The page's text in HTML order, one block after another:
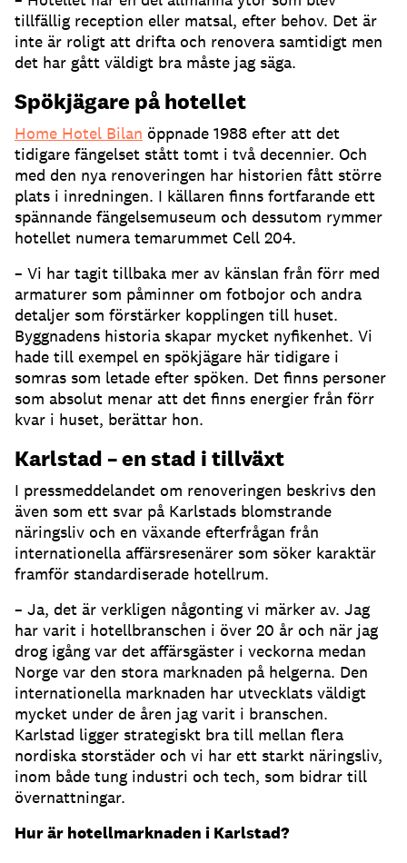
tillfällig reception eller matsal, efter behov. Det är
inte är roligt att drifta och renovera samtidigt men
det har gått väldigt bra måste jag säga.
Spökjägare på hotellet
Home Hotel Bilan öppnade 1988 efter att det
tidigare fängelset stått tomt i två decennier. Och
med den nya renoveringen har historien fått större
plats i inredningen. I källaren finns fortfarande ett
spännande fängelsemuseum och dessutom rymmer
hotellet numera temarummet Cell 204.
– Vi har tagit tillbaka mer av känslan från förr med
armaturer som påminner om fotbojor och andra
detaljer som förstärker kopplingen till huset.
Byggnadens historia skapar mycket nyfikenhet. Vi
hade till exempel en spökjägare här tidigare i
somras som letade efter spöken. Det finns personer
som absolut menar att det finns energier från förr
kvar i huset, berättar hon.
Karlstad – en stad i tillväxt
I pressmeddelandet om renoveringen beskrivs den
även som ett svar på Karlstads blomstrande
näringsliv och en växande efterfrågan från
internationella affärsresenärer som söker karaktär
framför standardiserade hotellrum.
– Ja, det är verkligen någonting vi märker av. Jag
har varit i hotellbranschen i över 20 år och när jag
drog igång var det affärsgäster i veckorna medan
Norge var den stora marknaden på helgerna. Den
internationella marknaden har utvecklats väldigt
mycket under de åren jag varit i branschen.
Karlstad ligger strategiskt bra till mellan flera
nordiska storstäder och vi har ett starkt näringsliv,
inom både tung industri och tech, som bidrar till
övernattningar.
Hur är hotellmarknaden i Karlstad?